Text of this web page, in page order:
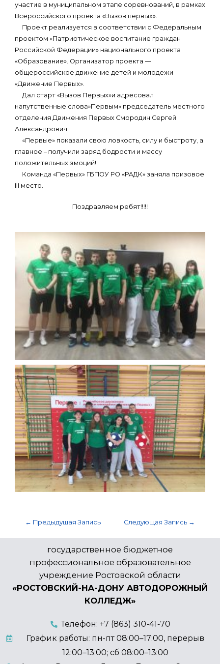
участие в муниципальном этапе соревнований, в рамках
Всероссийского проекта «Вызов первых».
Проект реализуется в соответствии с Федеральным
проектом «Патриотическое воспитание граждан
Российской Федерации» национального проекта
«Образование». Организатор проекта —
общероссийское движение детей и молодежи
«Движение Первых».
Дал старт «Вызов Первых»и адресовал
напутственные слова»Первым» председатель местного
отделения Движения Первых Смородин Сергей
Александрович.
«Первые» показали свою ловкость, силу и быстроту, а
главное – получили заряд бодрости и массу
положительных эмоций!
Команда «Первых» ГБПОУ РО «РАДК» заняла призовое
III место.
Поздравляем ребят!!!!!
← Предыдущая Запись Следующая Запись →
государственное бюджетное
профессиональное образовательное
учреждение Ростовской области
«РОСТОВСКИЙ-НА-ДОНУ АВТОДОРОЖНЫЙ
КОЛЛЕДЖ»
Телефон: +7 (863) 310-41-70
График работы: пн-пт 08:00–17:00, перерыв
12:00–13:00; сб 08:00–13:00